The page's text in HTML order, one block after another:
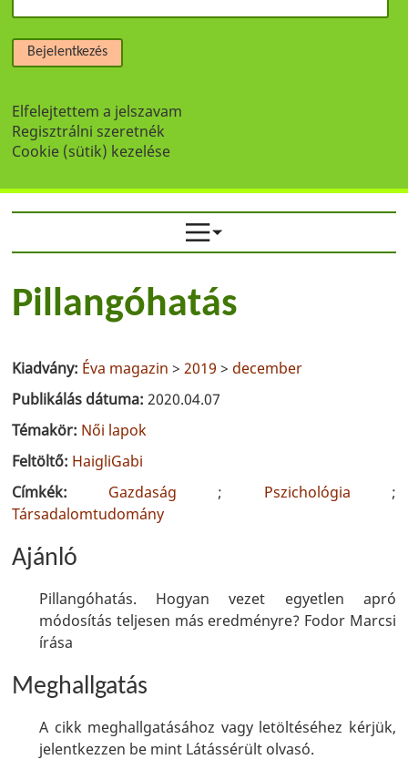
Bejelentkezés
Elfelejtettem a jelszavam
Regisztrálni szeretnék
Cookie (sütik) kezelése
Pillangóhatás
Kiadvány: Éva magazin >2019 > december
Publikálás dátuma:2020.04.07
Témakör: Női lapok
Feltöltő: HaigliGabi
Címkék: Gazdaság ; Pszichológia ;
Társadalomtudomány
Ajánló
Pillangóhatás. Hogyan vezet egyetlen apró
módosítás teljesen más eredményre? Fodor Marcsi
írása
Meghallgatás
A cikk meghallgatásához vagy letöltéséhez kérjük,
jelentkezzen be mint Látássérült olvasó.